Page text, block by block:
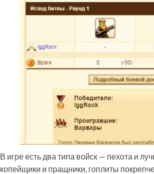
В игре есть два типа войск — пехота и
копейщики и пращники, гоплиты